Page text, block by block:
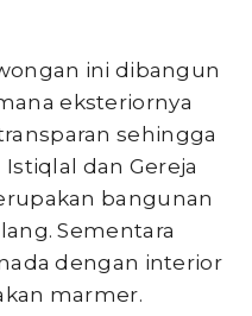
ini dibangun
eksteriornya
sehingga
dan Gereja
bangunan
Sementara
dengan interior
marmer.